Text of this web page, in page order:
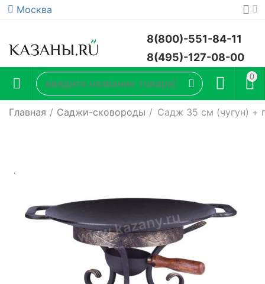
Москва
8(800)-551-84-11
8(495)-127-08-00
0
Главная / Саджи-сковороды / Садж 35 см (чугун) +